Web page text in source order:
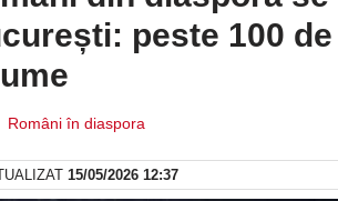
peste 100
Români în diaspora
15/05/2026 12:37